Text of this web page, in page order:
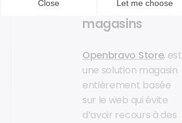
dans les
magasins
Openbravo Store, est
une solution magasin
entièrement basée
sur le web qui évite
d’avoir recours à des